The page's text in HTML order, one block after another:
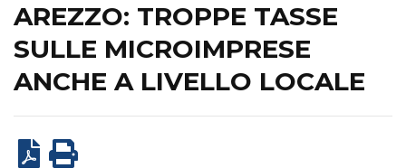
AREZZO: TROPPE TASSE
SULLE MICROIMPRESE
ANCHE A LIVELLO LOCALE